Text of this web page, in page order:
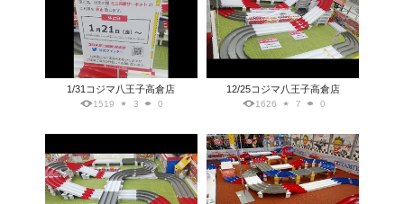
1/31コジマ八王子高倉店
1519 3 0
12/25コジマ八王子高倉店
1626 7 0